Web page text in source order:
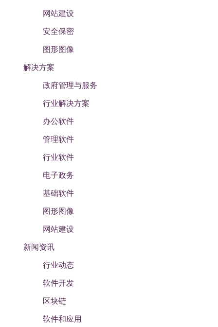
网站建设
安全保密
图形图像
解决方案
政府管理与服务
行业解决方案
办公软件
管理软件
行业软件
电子政务
基础软件
图形图像
网站建设
新闻资讯
行业动态
软件开发
区块链
软件和应用